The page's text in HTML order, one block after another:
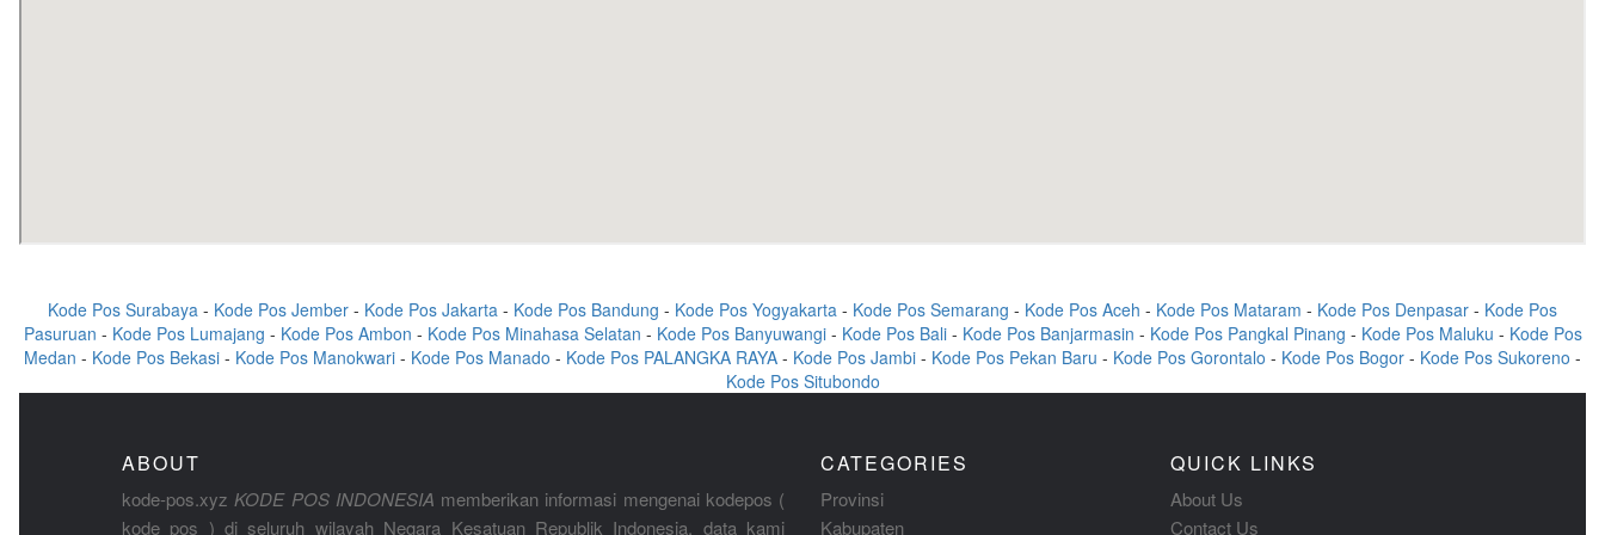
Kode Pos Surabaya - Kode Pos Jember - Kode Pos Jakarta - Kode Pos Bandung - Kode Pos Yogyakarta - Kode Pos Semarang - Kode Pos Aceh - Kode Pos Mataram - Kode Pos Denpasar - Kode Pos
Pasuruan - Kode Pos Lumajang - Kode Pos Ambon - Kode Pos Minahasa Selatan - Kode Pos Banyuwangi- Kode Pos Bali- Kode Pos Banjarmasin - Kode Pos Pangkal Pinang - Kode Pos Maluku - Kode Pos
Medan - Kode Pos Bekasi - Kode Pos Manokwari - Kode Pos Manado - Kode Pos PALANGKA RAYA - Kode Pos Jambi - Kode Pos Pekan Baru - Kode Pos Gorontalo - Kode Pos Bogor - Kode Pos Sukoreno -
Kode Pos Situbondo
ABOUT
kode-pos.xyz KODE POS INDONESIA memberikan informasi mengenai kodepos (
kode pos ) di seluruh wilayah Negara Kesatuan Republik Indonesia, data kami
CATEGORIES
Provinsi
Kabupaten
QUICK LINKS
About Us
Contact Us